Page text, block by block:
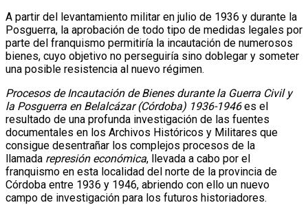
A partir del levantamiento militar en julio de 1936 y durante la
Posguerra, la aprobación de todo tipo de medidas legales por
parte del franquismo permitiría la incautación de numerosos
bienes, cuyo objetivo no perseguiría sino doblegar y someter
una posible resistencia al nuevo régimen.
Procesos de Incautación de Bienes durante la Guerra Civil y
la Posguerra en Belalcázar (Córdoba) 1936-1946es el
resultado de una profunda investigación de las fuentes
documentales en los Archivos Históricos y Militares que
consigue desentrañar los complejos procesos de la
llamada represión económica, llevada a cabo por el
franquismo en esta localidad del norte de la provincia de
Córdoba entre 1936 y 1946, abriendo con ello un nuevo
campo de investigación para los futuros historiadores.